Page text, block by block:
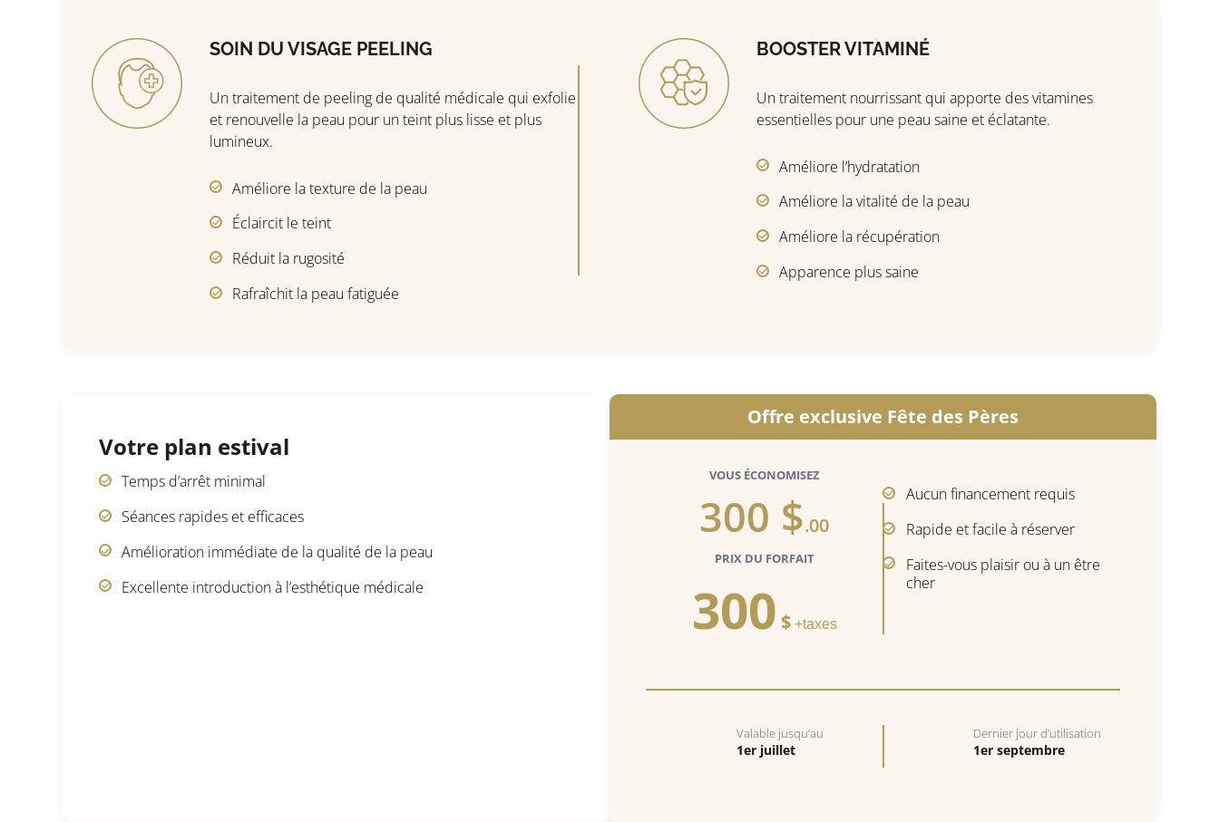
SOIN DU VISAGE PEELING
Un traitement de peeling de qualité médicale qui exfolie
et renouvelle la peau pour un teint plus lisse et plus
lumineux.
Améliore la texture de la peau
Éclaircit le teint
Réduit la rugosité
Rafraîchit la peau fatiguée
BOOSTER VITAMINÉ
Un traitement nourrissant qui apporte des vitamines
essentielles pour une peau saine et éclatante.
Améliore l’hydratation
Améliore la vitalité de la peau
Améliore la récupération
Apparence plus saine
Votre plan estival
Temps d’arrêt minimal
Séances rapides et efficaces
Amélioration immédiate de la qualité de la peau
Excellente introduction à l’esthétique médicale
Offre exclusive Fête des Pères
VOUS ÉCONOMISEZ
300 $.00
PRIX DU FORFAIT
300 $ +taxes
Aucun financement requis
Rapide et facile à réserver
Faites-vous plaisir ou à un être
cher
Valable jusqu’au
1er juillet
Dernier jour d’utilisation
1er septembre